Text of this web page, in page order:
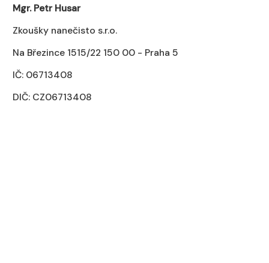
Mgr. Petr Husar
Zkoušky nanečisto s.r.o.
Na Březince 1515/22 150 00 - Praha 5
IČ: 06713408
DIČ: CZ06713408